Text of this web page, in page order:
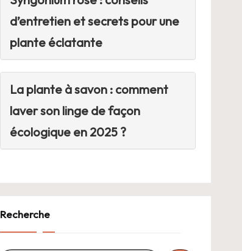
d’entretien et secrets pour une
plante éclatante
La plante à savon : comment
laver son linge de façon
écologique en 2025 ?
Recherche